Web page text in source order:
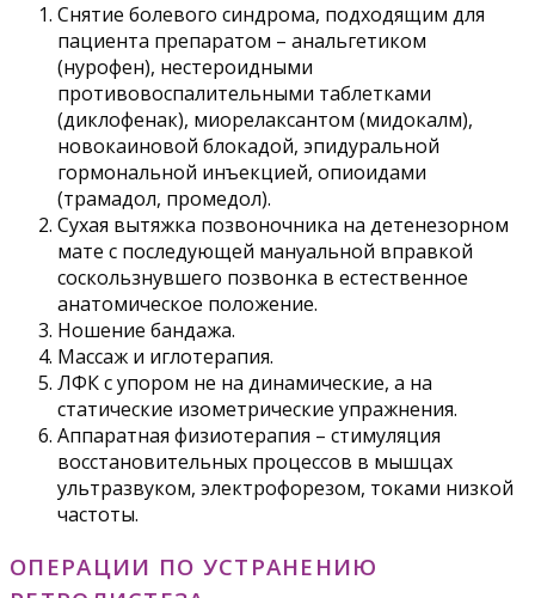
Снятие болевого синдрома, подходящим для
пациента препаратом – анальгетиком
(нурофен), нестероидными
противовоспалительными таблетками
(диклофенак), миорелаксантом (мидокалм),
новокаиновой блокадой, эпидуральной
гормональной инъекцией, опиоидами
(трамадол, промедол).
Сухая вытяжка позвоночника на детенезорном
мате с последующей мануальной вправкой
соскользнувшего позвонка в естественное
анатомическое положение.
Ношение бандажа.
Массаж и иглотерапия.
ЛФК с упором не на динамические, а на
статические изометрические упражнения.
Аппаратная физиотерапия – стимуляция
восстановительных процессов в мышцах
ультразвуком, электрофорезом, токами низкой
частоты.
ОПЕРАЦИИ ПО УСТРАНЕНИЮ